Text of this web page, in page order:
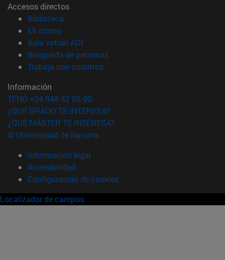
Accesos directos
Biblioteca
Mi correo(abre en nueva ventana)
Aula virtual ADI
Búsqueda de personas(abre en nueva ventana)
Trabaja con nosotros(abre en nueva ventana)
Información
TFNO +34 948 42 56 00
¿QUÉ GRADO TE INTERESA?
¿QUÉ MÁSTER TE INTERESA?
© Universidad de Navarra
Información legal
Accesibilidad
Configuración de cookies
Localizador de campus